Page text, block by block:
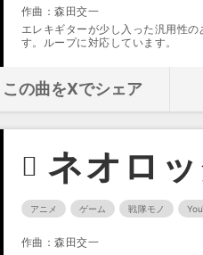
作曲：森田交一
エレキギターが少し入った汎用性
す。ループに対応しています。
この曲をXでシェア
ネオロ
アニメ ゲーム 戦隊モノ
作曲：森田交一